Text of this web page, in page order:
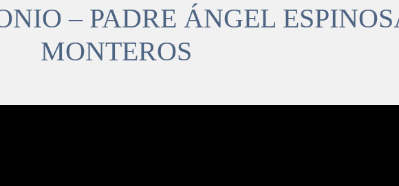
– PADRE ÁNGEL
MONTEROS